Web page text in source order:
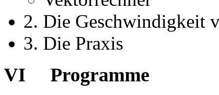
2. Die Geschwindigkeit
3. Die Praxis
VI Programme